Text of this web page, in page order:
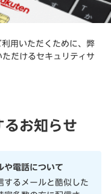
用いただくために、弊
だけるセキュリティサ
るお知らせ
や電話について
するメールと酷似した